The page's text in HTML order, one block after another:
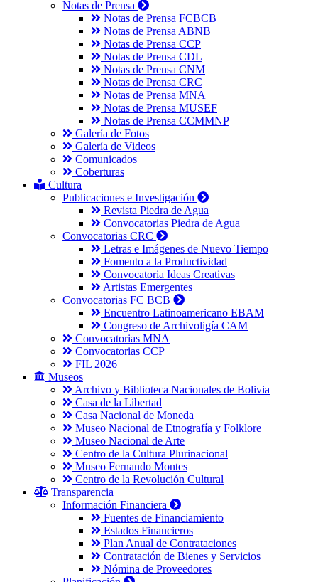
Notas de Prensa
Notas de Prensa FCBCB
Notas de Prensa ABNB
Notas de Prensa CCP
Notas de Prensa CDL
Notas de Prensa CNM
Notas de Prensa CRC
Notas de Prensa MNA
Notas de Prensa MUSEF
Notas de Prensa CCMMNP
Galería de Fotos
Galería de Videos
Comunicados
Coberturas
Cultura
Publicaciones e Investigación
Revista Piedra de Agua
Convocatorias Piedra de Agua
Convocatorias CRC
Letras e Imágenes de Nuevo Tiempo
Fomento a la Productividad
Convocatoria Ideas Creativas
Artistas Emergentes
Convocatorias FC BCB
Encuentro Latinoamericano EBAM
Congreso de Archivoligía CAM
Convocatorias MNA
Convocatorias CCP
FIL 2026
Museos
Archivo y Biblioteca Nacionales de Bolivia
Casa de la Libertad
Casa Nacional de Moneda
Museo Nacional de Etnografía y Folklore
Museo Nacional de Arte
Centro de la Cultura Plurinacional
Museo Fernando Montes
Centro de la Revolución Cultural
Transparencia
Información Financiera
Fuentes de Financiamiento
Estados Financieros
Plan Anual de Contrataciones
Contratación de Bienes y Servicios
Nómina de Proveedores